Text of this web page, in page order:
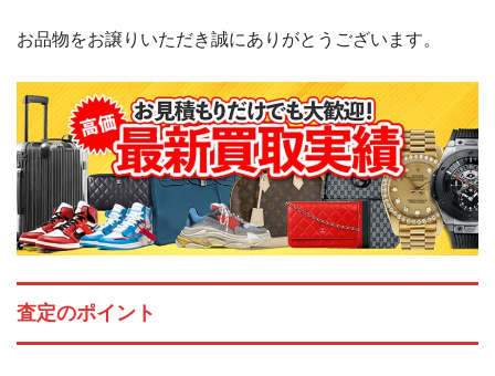
お品物をお譲りいただき誠にありがとうございます。
査定のポイント